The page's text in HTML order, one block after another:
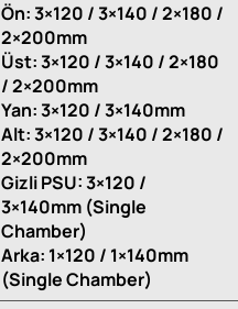
Ön: 3×120 / 3×140 / 2×180 /
2×200mm
Üst: 3×120 / 3×140 / 2×180
/ 2×200mm
Yan: 3×120 / 3×140mm
Alt: 3×120 / 3×140 / 2×180 /
2×200mm
Gizli PSU: 3×120 /
3×140mm (Single
Chamber)
Arka: 1×120 / 1×140mm
(Single Chamber)